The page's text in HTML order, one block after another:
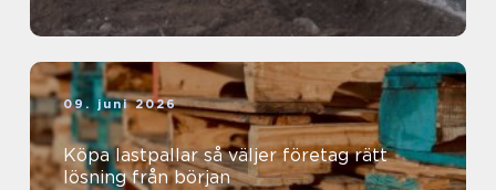
09. juni 2026
Köpa lastpallar så väljer företag rätt
lösning från början